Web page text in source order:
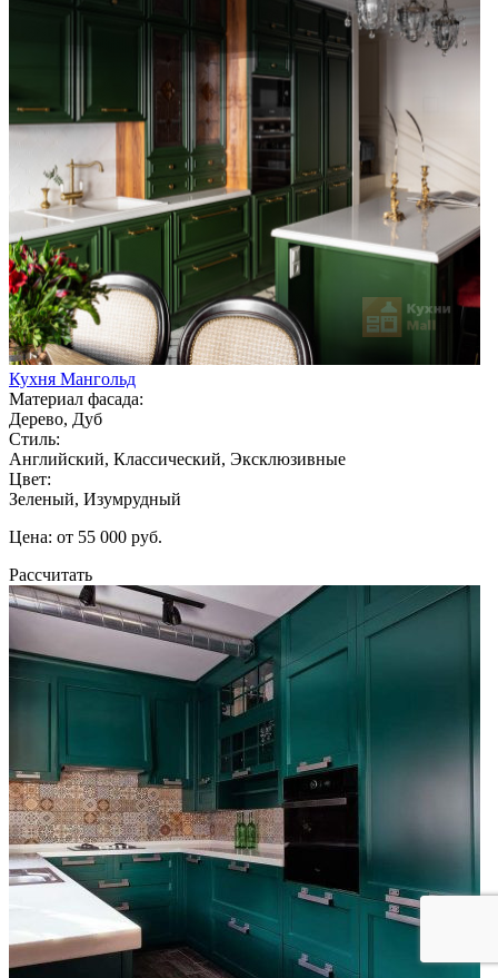
Кухня Мангольд
Материал фасада:
Дерево, Дуб
Стиль:
Английский, Классический, Эксклюзивные
Цвет:
Зеленый, Изумрудный
Цена: от 55 000 руб.
Рассчитать